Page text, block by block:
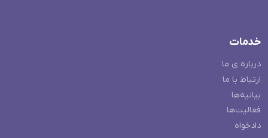
خدمات
درباره ی ما
ارتباط با ما
بیانیه‌ها
فعالیت‌ها
دادخواه